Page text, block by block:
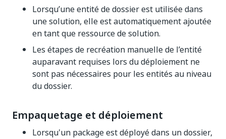
Lorsqu’une entité de dossier est utilisée dans
une solution, elle est automatiquement ajoutée
en tant que ressource de solution.
Les étapes de recréation manuelle de l’entité
auparavant requises lors du déploiement ne
sont pas nécessaires pour les entités au niveau
du dossier.
Empaquetage et déploiement
Lorsqu'un package est déployé dans un dossier,